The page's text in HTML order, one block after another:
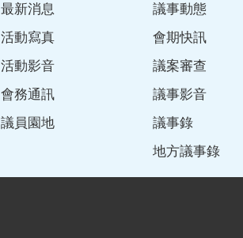
最新消息
活動寫真
活動影音
會務通訊
議員園地
議事動態
會期快訊
議案審查
議事影音
議事錄
地方議事錄